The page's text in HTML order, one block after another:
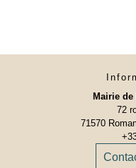
Mairie
72
71570